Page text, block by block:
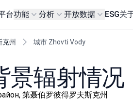
台功能 分析 开放数据 ESG关
州 城市 Zhovti Vody
景辐射情况
第聂伯罗彼得罗夫斯克州